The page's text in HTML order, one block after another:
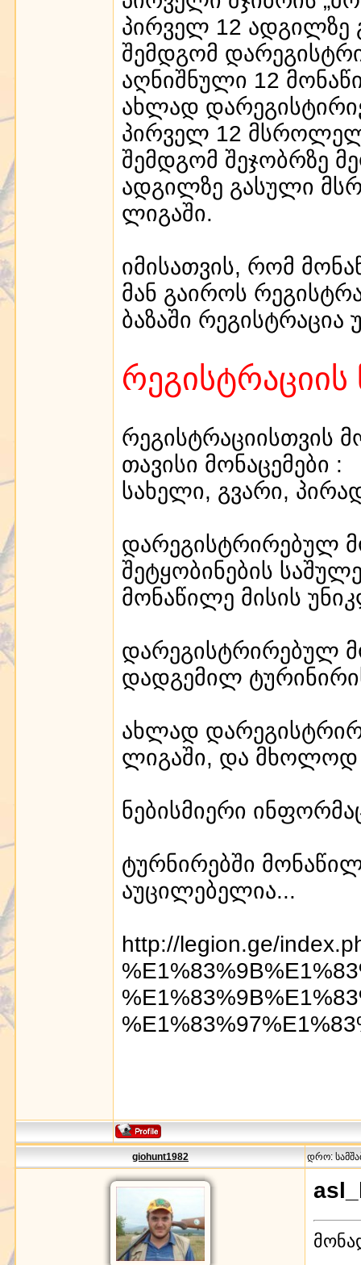
პირველ 12 ადგილზე
შემდგომ
აღნიშნული 12
ახლად
პირველ 12
შემდგომ შეჯობრზე
ადგილზე გასული
ლიგაში.
იმისათვის, რომ
მან გაიროს
ბაზაში რეგისტრაცია
რეგისტრაციის
რეგისტრაციისთვის
თავისი მონაცემები :
სახელი, გვარი,
დარეგისტრირებულ
შეტყობინების
მონაწილე მისის
დარეგისტრირებულ
დადგემილ
ახლად
ლიგაში, და მხოლოდ
ნებისმიერი
ტურნირებში
აუცილებელია...
http://legion.ge/
giohunt1982 დრო: